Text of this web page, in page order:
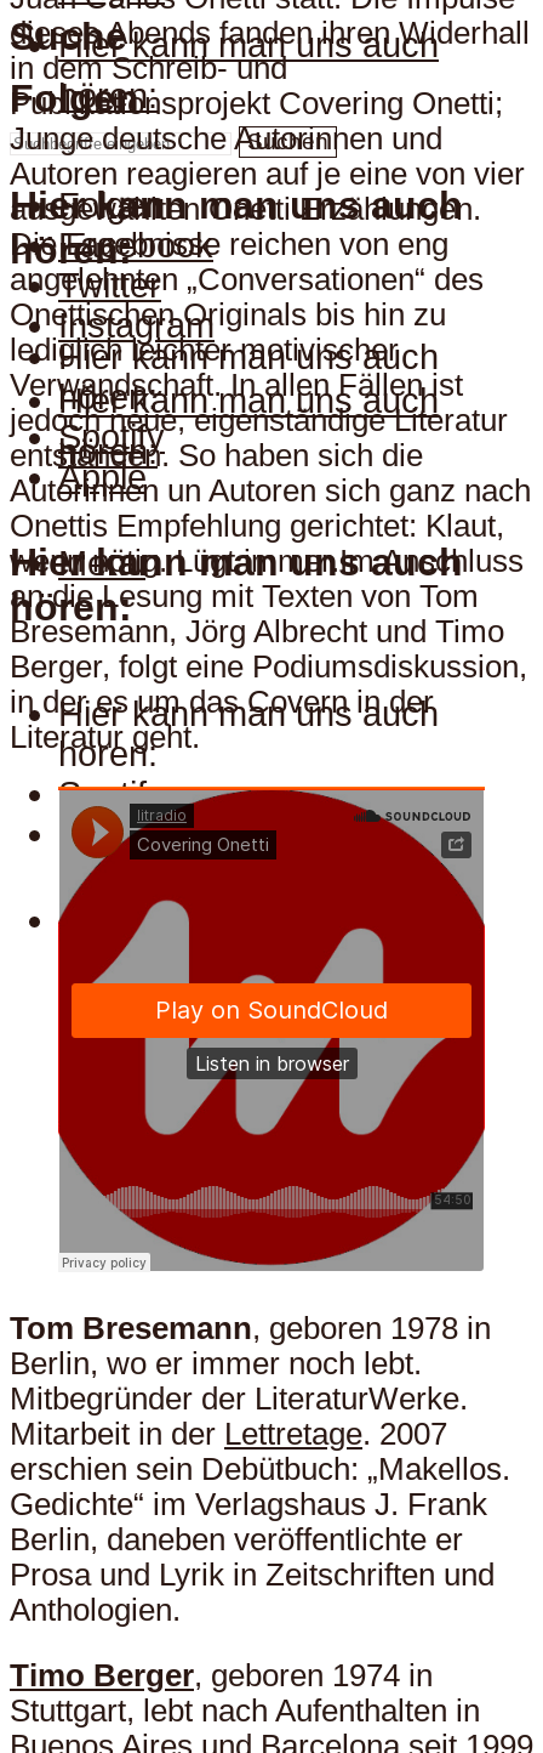
Suche
Suchen
Hier kann man uns auch
hören:
Hier kann man uns auch
hören:
Hier kann man uns auch
hören:
Spotify
Apple
Menu
Folgen
Folgen
Facebook
Twitter
Instagram
Hier kann man uns auch
hören:
Hier kann man uns auch
hören:
Hier kann man uns auch
hören:
Spotify
Apple
Menu
dieses Abends fanden ihren Widerhall
in dem Schreib- und
Publikationsprojekt Covering Onetti;
Junge deutsche Autorinnen und
Autoren reagieren auf je eine von vier
ausgewählten Onetti Erzählungen.
Die Ergebnisse reichen von eng
angelehnten „Conversationen“ des
Onettischen Originals bis hin zu
lediglich leichter motivischer
Verwandschaft. In allen Fällen ist
jedoch neue, eigenständige Literatur
entstanden. So haben sich die
Autorinnen un Autoren sich ganz nach
Onettis Empfehlung gerichtet: Klaut,
wenn nötig. Lügt immer.Im Anschluss
an die Lesung mit Texten von Tom
Bresemann, Jörg Albrecht und Timo
Berger, folgt eine Podiumsdiskussion,
in der es um das Covern in der
Literatur geht.
Tom Bresemann, geboren 1978 in
Berlin, wo er immer noch lebt.
Mitbegründer der LiteraturWerke.
Mitarbeit in der Lettretage. 2007
erschien sein Debütbuch: „Makellos.
Gedichte“ im Verlagshaus J. Frank
Berlin, daneben veröffentlichte er
Prosa und Lyrik in Zeitschriften und
Anthologien.
Timo Berger, geboren 1974 in
Stuttgart, lebt nach Aufenthalten in
Buenos Aires und Barcelona seit 1999